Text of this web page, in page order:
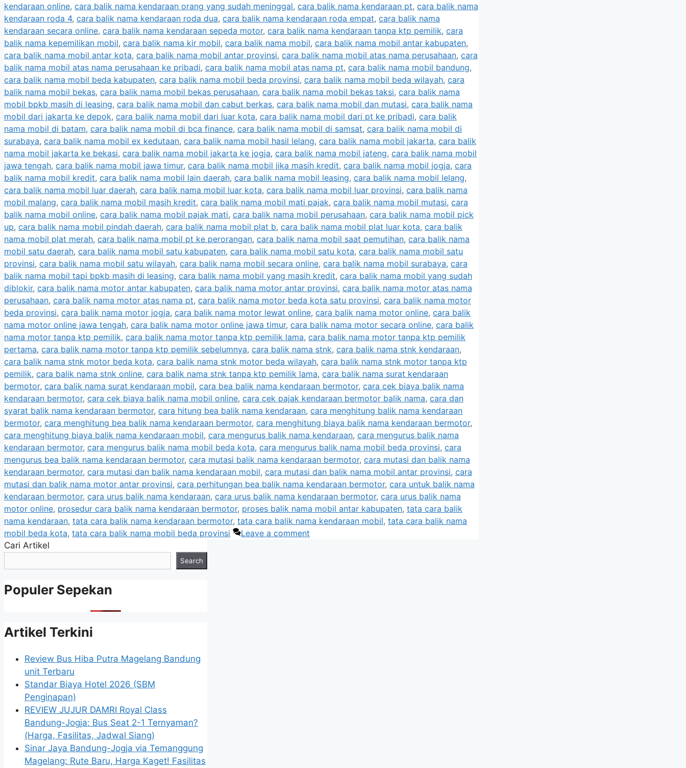
kendaraan online, cara balik nama kendaraan orang yang sudah meninggal, cara balik nama kendaraan pt, cara balik nama
kendaraan roda 4, cara balik nama kendaraan roda dua, cara balik nama kendaraan roda empat, cara balik nama
kendaraan secara online, cara balik nama kendaraan sepeda motor, cara balik nama kendaraan tanpa ktp pemilik, cara
balik nama kepemilikan mobil, cara balik nama kir mobil, cara balik nama mobil, cara balik nama mobil antar kabupaten,
cara balik nama mobil antar kota, cara balik nama mobil antar provinsi, cara balik nama mobil atas nama perusahaan, cara
balik nama mobil atas nama perusahaan ke pribadi, cara balik nama mobil atas nama pt, cara balik nama mobil bandung,
cara balik nama mobil beda kabupaten, cara balik nama mobil beda provinsi, cara balik nama mobil beda wilayah, cara
balik nama mobil bekas, cara balik nama mobil bekas perusahaan, cara balik nama mobil bekas taksi, cara balik nama
mobil bpkb masih di leasing, cara balik nama mobil dan cabut berkas, cara balik nama mobil dan mutasi, cara balik nama
mobil dari jakarta ke depok, cara balik nama mobil dari luar kota, cara balik nama mobil dari pt ke pribadi, cara balik
nama mobil di batam, cara balik nama mobil di bca finance, cara balik nama mobil di samsat, cara balik nama mobil di
surabaya, cara balik nama mobil ex kedutaan, cara balik nama mobil hasil lelang, cara balik nama mobil jakarta, cara balik
nama mobil jakarta ke bekasi, cara balik nama mobil jakarta ke jogja, cara balik nama mobil jateng, cara balik nama mobil
jawa tengah, cara balik nama mobil jawa timur, cara balik nama mobil jika masih kredit, cara balik nama mobil jogja, cara
balik nama mobil kredit, cara balik nama mobil lain daerah, cara balik nama mobil leasing, cara balik nama mobil lelang,
cara balik nama mobil luar daerah, cara balik nama mobil luar kota, cara balik nama mobil luar provinsi, cara balik nama
mobil malang, cara balik nama mobil masih kredit, cara balik nama mobil mati pajak, cara balik nama mobil mutasi, cara
balik nama mobil online, cara balik nama mobil pajak mati, cara balik nama mobil perusahaan, cara balik nama mobil pick
up, cara balik nama mobil pindah daerah, cara balik nama mobil plat b, cara balik nama mobil plat luar kota, cara balik
nama mobil plat merah, cara balik nama mobil pt ke perorangan, cara balik nama mobil saat pemutihan, cara balik nama
mobil satu daerah, cara balik nama mobil satu kabupaten, cara balik nama mobil satu kota, cara balik nama mobil satu
provinsi, cara balik nama mobil satu wilayah, cara balik nama mobil secara online, cara balik nama mobil surabaya, cara
balik nama mobil tapi bpkb masih di leasing, cara balik nama mobil yang masih kredit, cara balik nama mobil yang sudah
diblokir, cara balik nama motor antar kabupaten, cara balik nama motor antar provinsi, cara balik nama motor atas nama
perusahaan, cara balik nama motor atas nama pt, cara balik nama motor beda kota satu provinsi, cara balik nama motor
beda provinsi, cara balik nama motor jogja, cara balik nama motor lewat online, cara balik nama motor online, cara balik
nama motor online jawa tengah, cara balik nama motor online jawa timur, cara balik nama motor secara online, cara balik
nama motor tanpa ktp pemilik, cara balik nama motor tanpa ktp pemilik lama, cara balik nama motor tanpa ktp pemilik
pertama, cara balik nama motor tanpa ktp pemilik sebelumnya, cara balik nama stnk, cara balik nama stnk kendaraan,
cara balik nama stnk motor beda kota, cara balik nama stnk motor beda wilayah, cara balik nama stnk motor tanpa ktp
pemilik, cara balik nama stnk online, cara balik nama stnk tanpa ktp pemilik lama, cara balik nama surat kendaraan
bermotor, cara balik nama surat kendaraan mobil, cara bea balik nama kendaraan bermotor, cara cek biaya balik nama
kendaraan bermotor, cara cek biaya balik nama mobil online, cara cek pajak kendaraan bermotor balik nama, cara dan
syarat balik nama kendaraan bermotor, cara hitung bea balik nama kendaraan, cara menghitung balik nama kendaraan
bermotor, cara menghitung bea balik nama kendaraan bermotor, cara menghitung biaya balik nama kendaraan bermotor,
cara menghitung biaya balik nama kendaraan mobil, cara mengurus balik nama kendaraan, cara mengurus balik nama
kendaraan bermotor, cara mengurus balik nama mobil beda kota, cara mengurus balik nama mobil beda provinsi, cara
mengurus bea balik nama kendaraan bermotor, cara mutasi balik nama kendaraan bermotor, cara mutasi dan balik nama
kendaraan bermotor, cara mutasi dan balik nama kendaraan mobil, cara mutasi dan balik nama mobil antar provinsi, cara
mutasi dan balik nama motor antar provinsi, cara perhitungan bea balik nama kendaraan bermotor, cara untuk balik nama
kendaraan bermotor, cara urus balik nama kendaraan, cara urus balik nama kendaraan bermotor, cara urus balik nama
motor online, prosedur cara balik nama kendaraan bermotor, proses balik nama mobil antar kabupaten, tata cara balik
nama kendaraan, tata cara balik nama kendaraan bermotor, tata cara balik nama kendaraan mobil, tata cara balik nama
mobil beda kota, tata cara balik nama mobil beda provinsi
Leave a comment
Cari Artikel
Search
Populer Sepekan
Artikel Terkini
Review Bus Hiba Putra Magelang Bandung
unit Terbaru
Standar Biaya Hotel 2026 (SBM
Penginapan)
REVIEW JUJUR DAMRI Royal Class
Bandung-Jogja: Bus Seat 2-1 Ternyaman?
(Harga, Fasilitas, Jadwal Siang)
Sinar Jaya Bandung-Jogja via Temanggung
Magelang: Rute Baru, Harga Kaget! Fasilitas